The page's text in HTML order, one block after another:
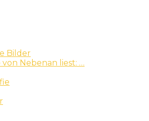
Bilder
von Nebenan liest: …